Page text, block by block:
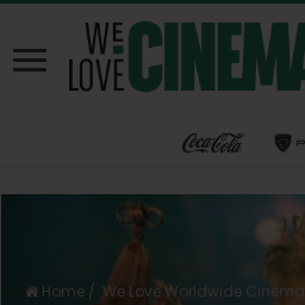
Home / We Love Worldwide Cinema